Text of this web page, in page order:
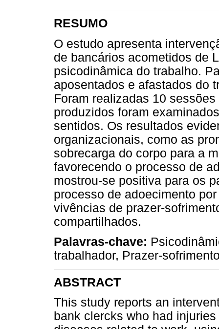
RESUMO
O estudo apresenta
de bancários acometidos de
psicodinâmica do trabalho.
aposentados e afastados do
Foram realizadas 10
produzidos foram
sentidos. Os resultados
organizacionais, como as
sobrecarga do corpo para a
favorecendo o processo de
mostrou-se positiva para os
processo de adoecimento
vivências de prazer-
compartilhados.
Palavras-chave:
trabalhador, Prazer-
ABSTRACT
This study reports an
bank clercks who had